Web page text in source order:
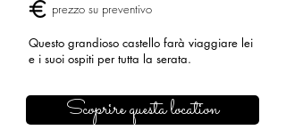
prezzo su preventivo
Questo grandioso castello farà viaggiare lei
e i suoi ospiti per tutta la serata.
Scoprire questa location